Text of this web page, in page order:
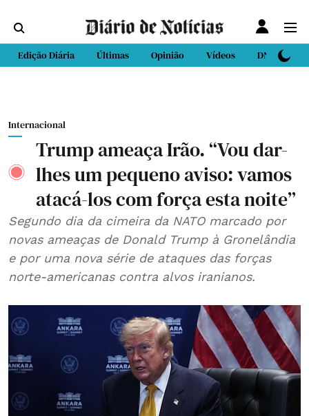
Edição Diária Últimas Opinião Vídeos DN Sport
Internacional
Trump ameaça Irão. “Vou dar-
lhes um pequeno aviso: vamos
atacá-los com força esta noite”
Segundo dia da cimeira da NATO marcado por
novas ameaças de Donald Trump à Gronelândia
e por uma nova série de ataques das forças
norte-americanas contra alvos iranianos.